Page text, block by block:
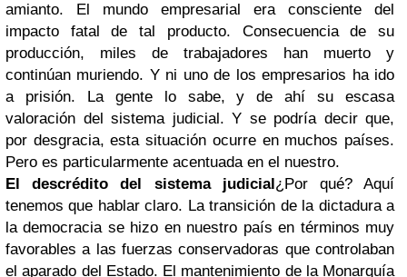
amianto. El mundo empresarial era consciente del
impacto fatal de tal producto. Consecuencia de su
producción, miles de trabajadores han muerto y
continúan muriendo. Y ni uno de los empresarios ha ido
a prisión. La gente lo sabe, y de ahí su escasa
valoración del sistema judicial. Y se podría decir que,
por desgracia, esta situación ocurre en muchos países.
Pero es particularmente acentuada en el nuestro.
El descrédito del sistema judicial ¿Por qué? Aquí
tenemos que hablar claro. La transición de la dictadura a
la democracia se hizo en nuestro país en términos muy
favorables a las fuerzas conservadoras que controlaban
el aparado del Estado. El mantenimiento de la Monarquía